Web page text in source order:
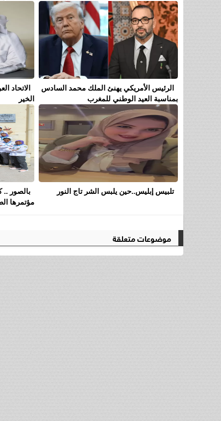
الرئيس الأمريكي يهنئ الملك محمد السادس
بمناسبة العيد الوطني للمغرب
الاتحاد
الخير
تلبيس إبليس..حين يلبس الشر تاج النور
بالصور ..
مؤتمرها
موضوعات متعلقة